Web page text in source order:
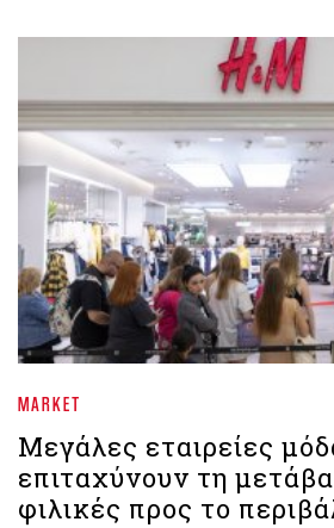
MARKET
Μεγάλες εταιρείες
επιταχύνουν τη
φιλικές προς το